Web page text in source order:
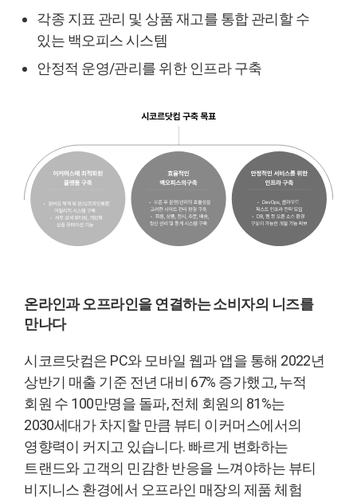
각종 지표 관리 및 상품 재고를 통합 관리할 수
있는 백오피스 시스템
안정적 운영/관리를 위한 인프라 구축
온라인과 오프라인을 연결하는 소비자의 니즈를
만나다
시코르닷컴은 PC와 모바일 웹과 앱을 통해 2022년
상반기 매출 기준 전년 대비 67% 증가했고, 누적
회원 수 100만명을 돌파, 전체 회원의 81%는
2030세대가 차지할 만큼 뷰티 이커머스에서의
영향력이 커지고 있습니다. 빠르게 변화하는
트랜드와 고객의 민감한 반응을 느껴야하는 뷰티
비지니스 환경에서 오프라인 매장의 제품 체험